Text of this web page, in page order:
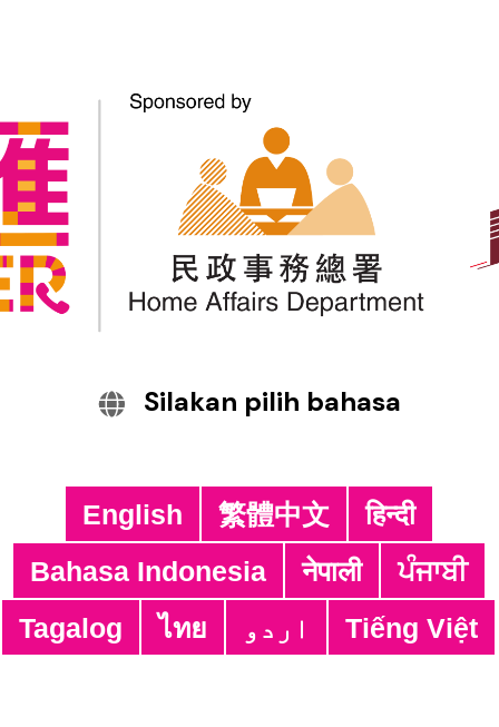
Layanan Alih Bahasa dan
Penerjemahan
Penerjemahan Lewat Telepon
(TELISA)
(OIS)
Layanan Penerjemahan Simultan (SIS)
Layanan Alih Bahasa (TS) & Layanan
Proof-read (PS)
Layanan Penerjemahan Lisan dan
Silakan pilih bahasa
English 繁體中文
हिन्दी
Bahasa Indonesia
नेपाली
ਪੰਜਾਬੀ
Tagalog
ไทย اردو Tiếng Việt